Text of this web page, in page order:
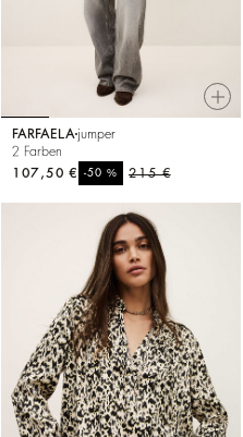
FARFAELA jumper
2 Farben
215 €
-50%
107,50 €